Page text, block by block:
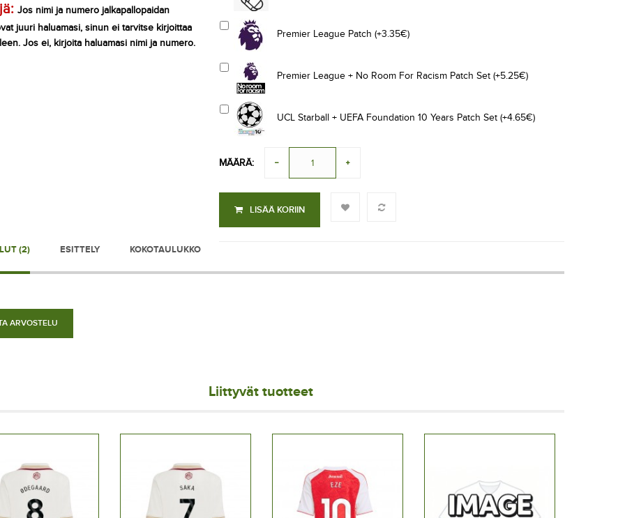
Jos nimi ja numero jalkapallopaidan
juuri haluamasi, sinun ei tarvitse kirjoittaa
Jos ei, kirjoita haluamasi nimi ja numero.
Premier League Patch (+3.35€)
Premier League + No Room For Racism Patch Set (+5.25€)
UCL Starball + UEFA Foundation 10 Years Patch Set (+4.65€)
MÄÄRÄ:
LISÄÄ KORIIN
(2) ESITTELY KOKOTAULUKKO
ARVOSTELU
Liittyvät tuotteet